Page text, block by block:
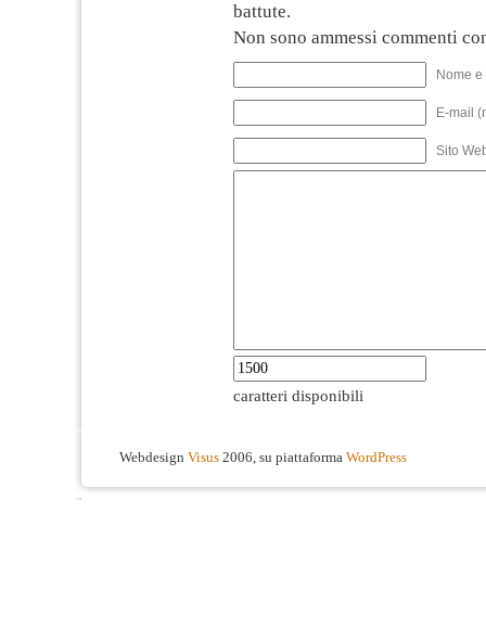
battute.
Non sono ammessi commenti
Nome
E-mail
Sito
caratteri disponibili
Webdesign Visus 2006, su piattaforma WordPress